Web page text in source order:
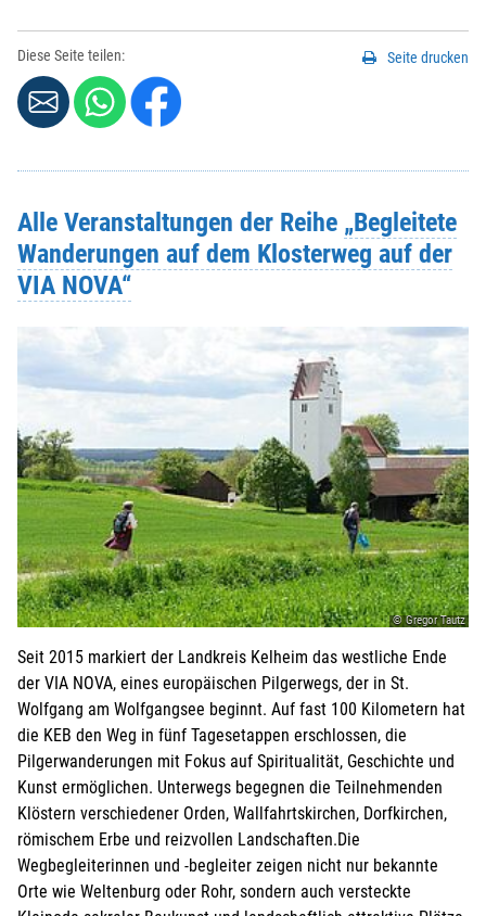
Nachname
PLZ*
*
Weitere Angaben, die Sie der KEB mitteilen möchten:
Beachten Sie hierzu evtl. das FeldANMELDUNGin der
Veranstaltungsbeschreibung oben.
Weitere Personen (ab 15 Jahren)
für die weiteren Personen übernimmt der Anmelder die
Kosten
Ich melde weitere Personen an (ab 15 Jahren)
Bei Veranstaltungen mit Kindern:
Kind mit anmelden
Diese Seite teilen: Seite drucken
Alle Veranstaltungen der Reihe „Begleitete
Wanderungen auf dem Klosterweg auf der
VIA NOVA“
© Gregor Tautz
Seit 2015 markiert der Landkreis Kelheim das westliche Ende
der VIA NOVA, eines europäischen Pilgerwegs, der in St.
Wolfgang am Wolfgangsee beginnt. Auf fast 100 Kilometern hat
die KEB den Weg in fünf Tagesetappen erschlossen, die
Pilgerwanderungen mit Fokus auf Spiritualität, Geschichte und
Kunst ermöglichen. Unterwegs begegnen die Teilnehmenden
Klöstern verschiedener Orden, Wallfahrtskirchen, Dorfkirchen,
römischem Erbe und reizvollen Landschaften.Die
Wegbegleiterinnen und -begleiter zeigen nicht nur bekannte
Orte wie Weltenburg oder Rohr, sondern auch versteckte